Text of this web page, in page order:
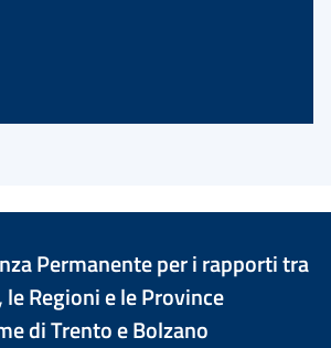
Permanente per i rapporti tra
Regioni e le Province
di Trento e Bolzano